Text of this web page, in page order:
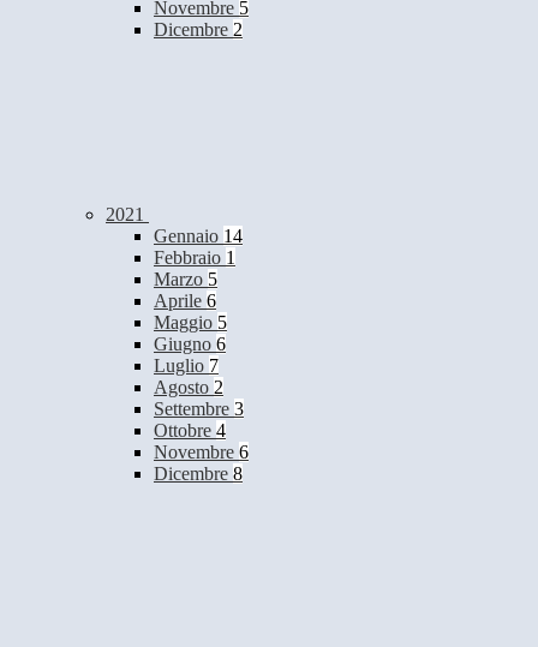
Novembre 5
Dicembre 2
2021
Gennaio 14
Febbraio 1
Marzo 5
Aprile 6
Maggio 5
Giugno 6
Luglio 7
Agosto 2
Settembre 3
Ottobre 4
Novembre 6
Dicembre 8